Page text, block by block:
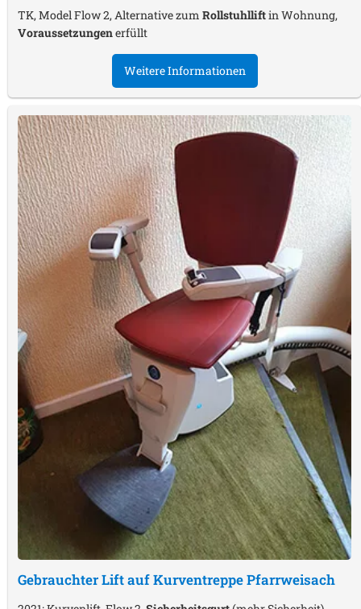
TK, Model Flow 2, Alternative zum Rollstuhlliftin Wohnung,
Voraussetzungenerfüllt
Weitere Informationen
Gebrauchter Lift auf KurventreppePfarrweisach